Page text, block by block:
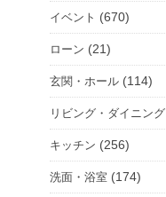
イベント (670)
ローン (21)
玄関・ホール (114)
リビング・ダイニング
キッチン (256)
洗面・浴室 (174)